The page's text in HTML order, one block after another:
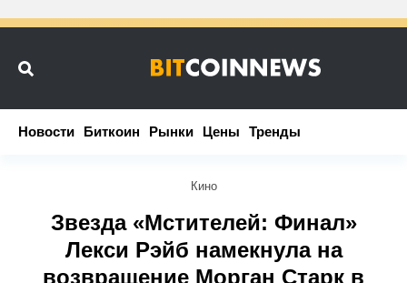
Новости Биткоин Рынки Цены Тренды
Новости Биткоин Рынки Цены Тренды
Кино
Звезда «Мстителей: Финал»
Лекси Рэйб намекнула на
возвращение Морган Старк в